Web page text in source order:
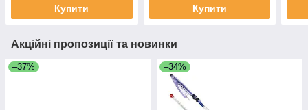
Купити Купити
Акційні пропозиції та новинки
–37% –34%